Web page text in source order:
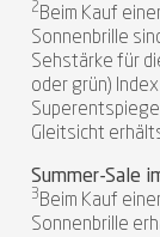
2 Beim Kauf
Sonnenbrille
Sehstärke für
oder grün)
Gleitsicht
Summer-Sale
3 Beim Kauf
Sonnenbrille